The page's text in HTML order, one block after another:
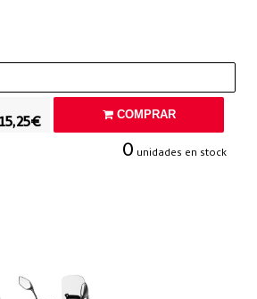
15,25€ COMPRAR
0 unidades en stock